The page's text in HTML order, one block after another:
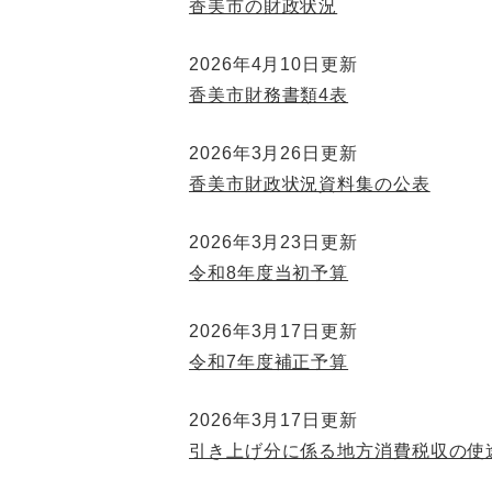
香美市の財政状況
2026年4月10日更新
香美市財務書類4表
2026年3月26日更新
香美市財政状況資料集の公表
2026年3月23日更新
令和8年度当初予算
2026年3月17日更新
令和7年度補正予算
2026年3月17日更新
引き上げ分に係る地方消費税収の使